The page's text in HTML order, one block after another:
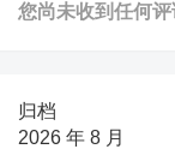
您尚未收到任何评
归档
2026 年 8 月